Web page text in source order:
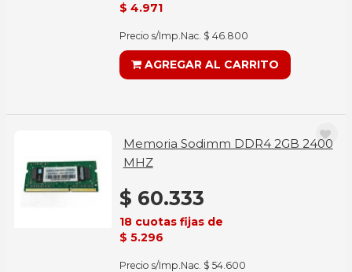
$ 4.971
Precio s/Imp.Nac. $ 46.800
AGREGAR AL CARRITO
Memoria Sodimm DDR4 2GB 2400
MHZ
$ 60.333
18 cuotas fijas de
$ 5.296
Precio s/Imp.Nac. $ 54.600